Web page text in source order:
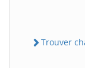
Trouver